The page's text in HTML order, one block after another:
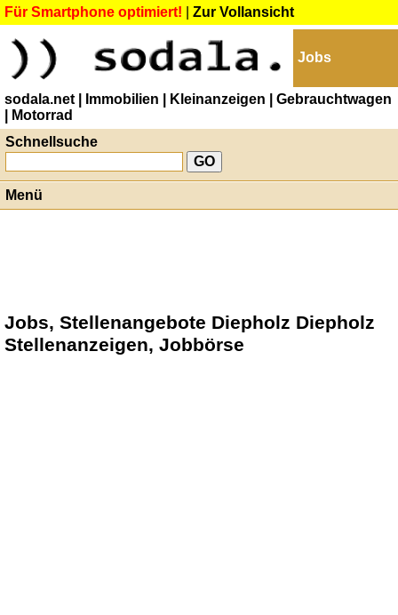
Für Smartphone optimiert! Zur Vollansicht
Jobs
sodala.net | Immobilien | Kleinanzeigen
| Gebrauchtwagen
| Motorrad
Schnellsuche
Menü
Jobs, Stellenangebote Diepholz Diepholz
Stellenanzeigen, Jobbörse